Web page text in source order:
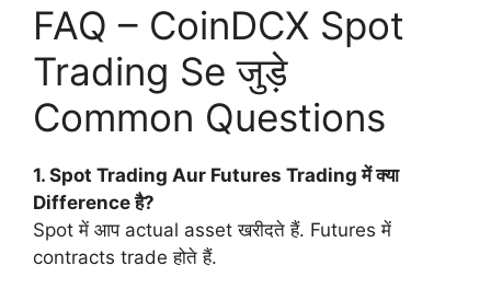
FAQ – CoinDCX Spot
Trading Se जुड़े
Common Questions
1. Spot Trading Aur Futures Trading में क्या
Difference है?
Spot में आप actual asset खरीदते हैं. Futures में
contracts trade होते हैं.